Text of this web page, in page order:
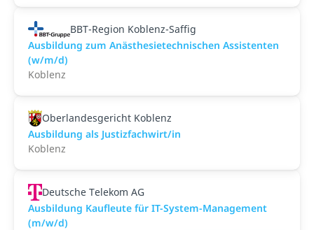
BBT-Region Koblenz-Saffig
Ausbildung zum Anästhesietechnischen Assistenten
(w/m/d)
Koblenz
Oberlandesgericht Koblenz
Ausbildung als Justizfachwirt/in
Koblenz
Deutsche Telekom AG
Ausbildung Kaufleute für IT-System-Management
(m/w/d)